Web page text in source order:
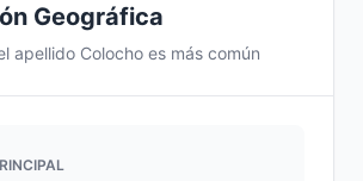
Geográfica
apellido Colocho es más común